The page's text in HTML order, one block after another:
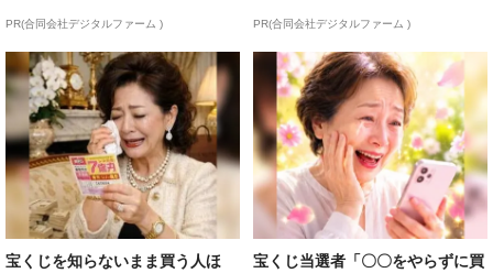
PR(合同会社デジタルファーム ) PR(合同会社デジタルファーム )
宝くじを知らないまま買う人ほ
宝くじ当選者「〇〇をやらずに買